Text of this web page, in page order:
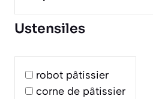
Ustensiles
robot pâtissier
corne de pâtissier